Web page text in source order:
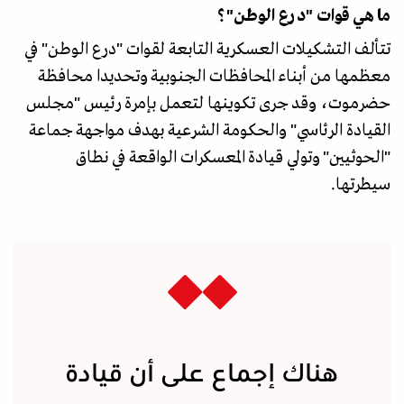
ما هي قوات "درع الوطن"؟
تتألف التشكيلات العسكرية التابعة لقوات "درع الوطن" في
معظمها من أبناء المحافظات الجنوبية وتحديدا محافظة
حضرموت، وقد جرى تكوينها لتعمل بإمرة رئيس "مجلس
القيادة الرئاسي" والحكومة الشرعية بهدف مواجهة جماعة
"الحوثيين" وتولي قيادة المعسكرات الواقعة في نطاق
سيطرتها.
هناك إجماع على أن قيادة